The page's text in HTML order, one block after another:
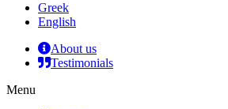
Greek
English
About us
Testimonials
Menu